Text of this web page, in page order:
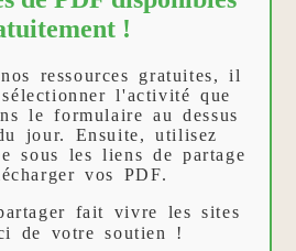
!
ressources gratuites, il
l'activité que
le formulaire au dessus
jour. Ensuite, utilisez
sous les liens de partage
vos PDF.
fait vivre les sites
de votre soutien !